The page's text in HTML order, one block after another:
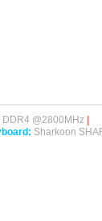
@2800MHz |
Sharkoon